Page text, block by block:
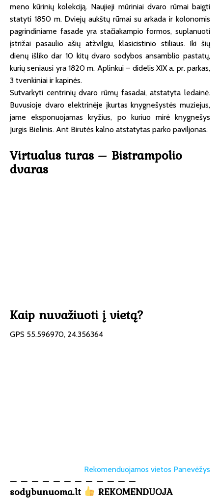
meno kūrinių kolekciją. Naujieji mūriniai dvaro rūmai baigti
statyti 1850 m. Dviejų aukštų rūmai su arkada ir kolonomis
pagrindiniame fasade yra stačiakampio formos, suplanuoti
įstrižai pasaulio ašių atžvilgiu, klasicistinio stiliaus. Iki šių
dienų išliko dar 10 kitų dvaro sodybos ansamblio pastatų,
kurių seniausi yra 1820 m. Aplinkui – didelis XIX a. pr. parkas,
3 tvenkiniai ir kapinės.
Sutvarkyti centrinių dvaro rūmų fasadai, atstatyta ledainė.
Buvusioje dvaro elektrinėje įkurtas knygnešystės muziejus,
jame eksponuojamas kryžius, po kuriuo mirė knygnešys
Jurgis Bielinis. Ant Birutės kalno atstatytas parko paviljonas.
Virtualus turas – Bistrampolio
dvaras
Kaip nuvažiuoti į vietą?
GPS 55.596970, 24.356364
Rekomenduojamos vietos Panevėžys
– – – – – – – – – – – –
sodybunuoma.lt
REKOMENDUOJA